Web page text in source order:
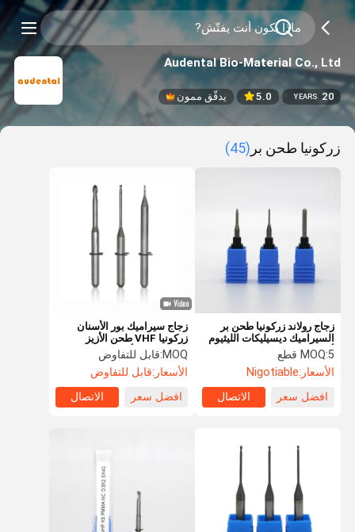
Audental Bio-Material Co., Ltd
20
YEARS
5.0 يدقّق ممون
زركونيا طحن بر (45)
زجاج سيراميك بور الأسنان
زركونيا VHF طحن الأزيز
الماس DLC أدوات طلاء
MOQ: قابل للتفاوض
الأسعار:قابل للتفاوض
افضل سعر
الاتصال
زجاج رولاند زركونيا طحن بر
السيراميك ديسيليكات الليثيوم
أدوات الطحن
MOQ:5 قطع
الأسعار:Nigotiable
افضل سعر
الاتصال